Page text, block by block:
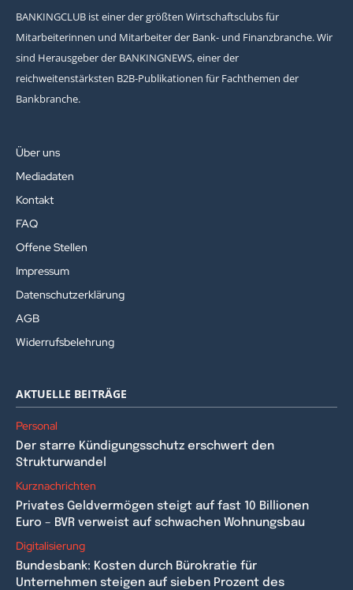
BANKINGCLUB ist einer der größten Wirtschaftsclubs für
Mitarbeiterinnen und Mitarbeiter der Bank- und Finanzbranche. Wir
sind Herausgeber der BANKINGNEWS, einer der
reichweitenstärksten B2B-Publikationen für Fachthemen der
Bankbranche.
Über uns
Mediadaten
Kontakt
FAQ
Offene Stellen
Impressum
Datenschutzerklärung
AGB
Widerrufsbelehrung
AKTUELLE BEITRÄGE
Personal
Der starre Kündigungsschutz erschwert den
Strukturwandel
Kurznachrichten
Privates Geldvermögen steigt auf fast 10 Billionen
Euro – BVR verweist auf schwachen Wohnungsbau
Digitalisierung
Bundesbank: Kosten durch Bürokratie für
Unternehmen steigen auf sieben Prozent des